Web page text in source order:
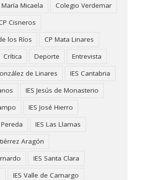
Micaela
Colegio Verdemar
Cisneros
los Ríos
CP Mata Linares
Crítica Deporte
Entrevista
de Linares
IES Cantabria
IES Jesús de Monasterio
IES José Hierro
IES Las Llamas
Aragón
IES Santa Clara
IES Valle de Camargo